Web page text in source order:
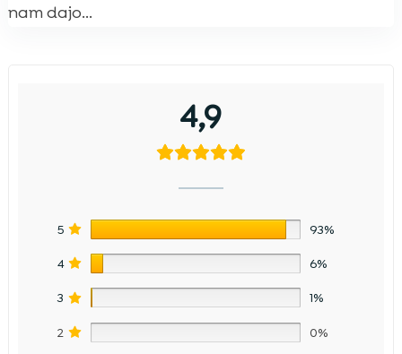
nam dajo...
4,9
5 93%
4 6%
3 1%
2 0%